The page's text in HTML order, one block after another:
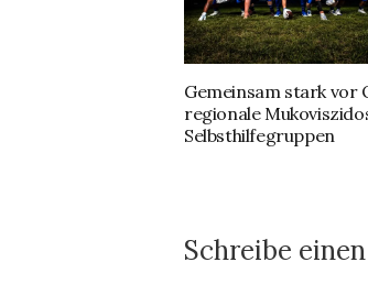
Gemeinsam stark vor
regionale
Selbsthilfegruppen
Schreibe